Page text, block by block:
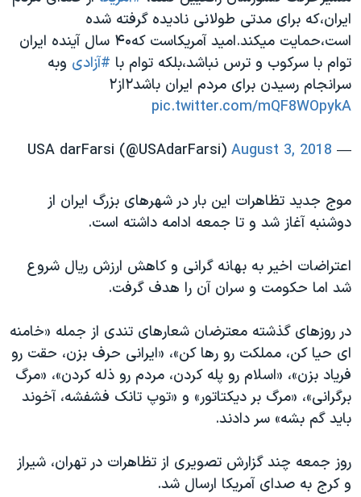
ایران،که برای مدتی طولانی نادیده گرفته شده
است،حمایت میکند.امید آمریکاست که۴۰ سال آینده ایران
توام با سرکوب و ترس نباشد،بلکه توام با #آزادی وبه
سرانجام رسیدن برای مردم ایران باشد۲از۲
pic.twitter.com/mQF8WOpykA
— USA darFarsi (@USAdarFarsi)
August 3, 2018
موج جدید تظاهرات این بار در شهرهای بزرگ ایران از
دوشنبه آغاز شد و تا جمعه ادامه داشته است.
اعتراضات اخیر به بهانه گرانی و کاهش ارزش ریال شروع
شد اما حکومت و سران آن را هدف گرفت.
در روزهای گذشته معترضان شعارهای تندی از جمله «خامنه
ای حیا کن، مملکت رو رها کن»، «ایرانی حرف بزن،‌ حقت رو
فریاد بزن»، «اسلام رو پله کردن، مردم رو ذله کردن»، «مرگ
برگرانی»، «مرگ بر دیکتاتور» و «توپ تانک فشفشه،‌ آخوند
باید گم بشه» سر دادند.
روز جمعه چند گزارش تصویری از تظاهرات در تهران، شیراز
و کرج به صدای آمریکا ارسال شد.